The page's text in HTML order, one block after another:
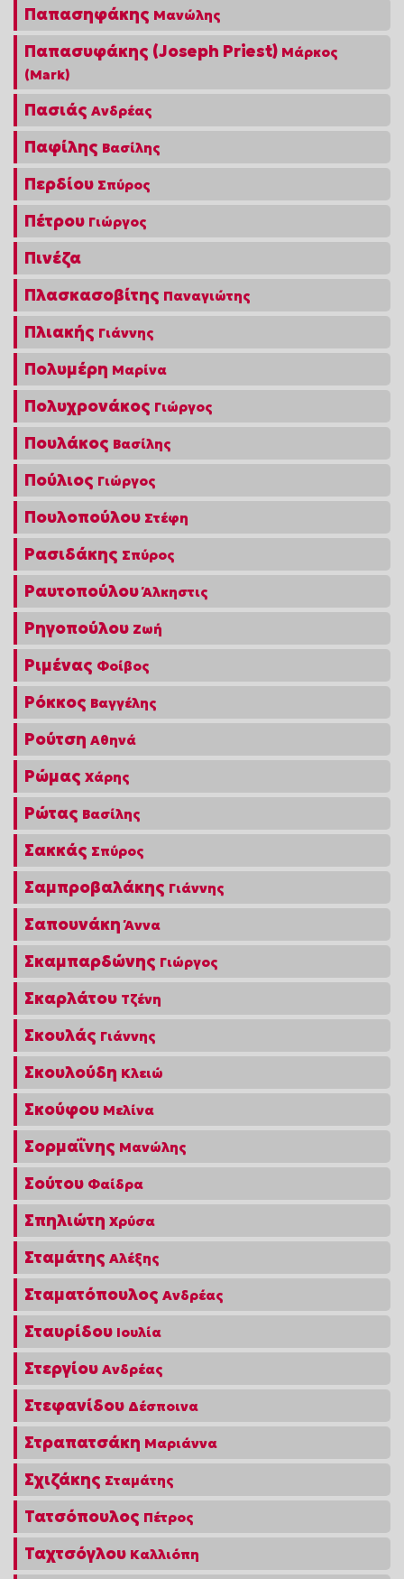
Παπασηφάκης Μανώλης
Παπασυφάκης (Joseph Priest) Μάρκος
(Mark)
Πασιάς Ανδρέας
Παφίλης Βασίλης
Περδίου Σπύρος
Πέτρου Γιώργος
Πινέζα
Πλασκασοβίτης Παναγιώτης
Πλιακής Γιάννης
Πολυμέρη Μαρίνα
Πολυχρονάκος Γιώργος
Πουλάκος Βασίλης
Πούλιος Γιώργος
Πουλοπούλου Στέφη
Ρασιδάκης Σπύρος
Ραυτοπούλου Άλκηστις
Ρηγοπούλου Ζωή
Ριμένας Φοίβος
Ρόκκος Βαγγέλης
Ρούτση Αθηνά
Ρώμας Χάρης
Ρώτας Βασίλης
Σακκάς Σπύρος
Σαμπροβαλάκης Γιάννης
Σαπουνάκη Άννα
Σκαμπαρδώνης Γιώργος
Σκαρλάτου Τζένη
Σκουλάς Γιάννης
Σκουλούδη Κλειώ
Σκούφου Μελίνα
Σορμαΐνης Μανώλης
Σούτου Φαίδρα
Σπηλιώτη Χρύσα
Σταμάτης Αλέξης
Σταματόπουλος Ανδρέας
Σταυρίδου Ιουλία
Στεργίου Ανδρέας
Στεφανίδου Δέσποινα
Στραπατσάκη Μαριάννα
Σχιζάκης Σταμάτης
Τατσόπουλος Πέτρος
Ταχτσόγλου Καλλιόπη